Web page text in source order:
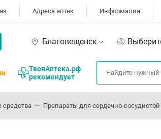
Адреса аптек Информация
Благовещенск
ТвояАптека.рф
рекомендует
средства Препараты для сердечно-